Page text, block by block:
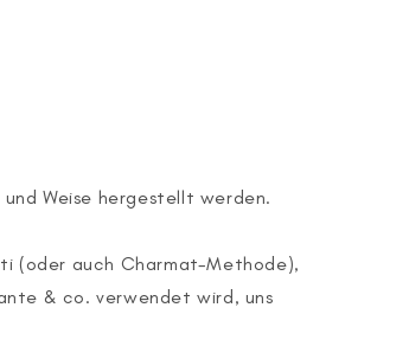
Weise hergestellt werden.
(oder auch Charmat-Methode),
& co. verwendet wird, uns